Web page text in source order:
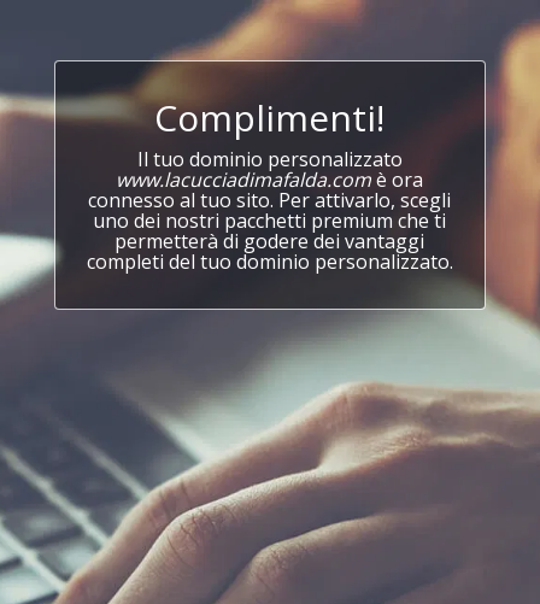
Complimenti!
Il tuo dominio personalizzato
www.lacucciadimafalda.comè ora
connesso al tuo sito. Per attivarlo, scegli
uno dei nostri pacchetti premium che ti
permetterà di godere dei vantaggi
completi del tuo dominio personalizzato.